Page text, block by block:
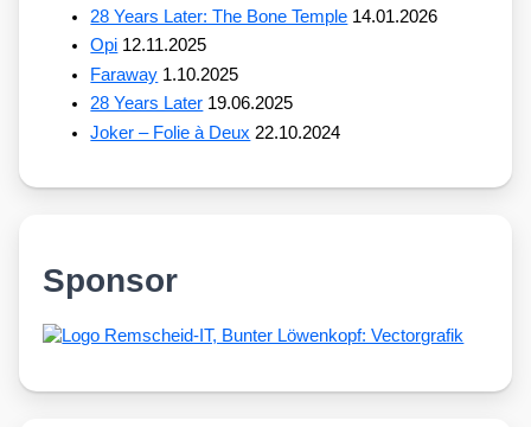
28 Years Later: The Bone Temple 14.01.2026
Opi 12.11.2025
Faraway 1.10.2025
28 Years Later 19.06.2025
Joker – Folie à Deux 22.10.2024
Sponsor